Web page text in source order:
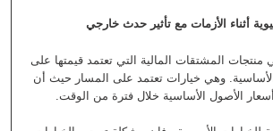
أثناء الأزمات مع تأثير حدث خارجي
منتجات المشتقات المالية التي تعتمد قيمتها على
وهي خيارات تعتمد على المسار حيث أن
الأصول الأساسية خلال فترة من الوقت.